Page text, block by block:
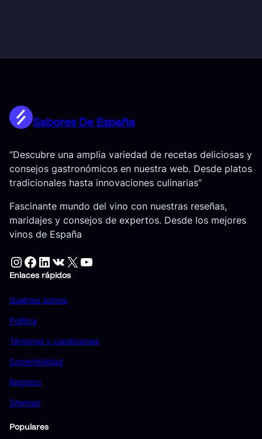
Sabores De España
“Descubre una amplia variedad de recetas deliciosas y
consejos gastronómicos en nuestra web. Desde platos
tradicionales hasta innovaciones culinarias”
Fascinante mundo del vino con nuestras reseñas,
maridajes y consejos de expertos. Desde los mejores
vinos de España
Instagram Facebook LinkedIn VK X YouTube
Enlaces rápidos
Quiénes somos
Política
Términos y condiciones
Sostenibilidad
Registro
Sitemap
Populares